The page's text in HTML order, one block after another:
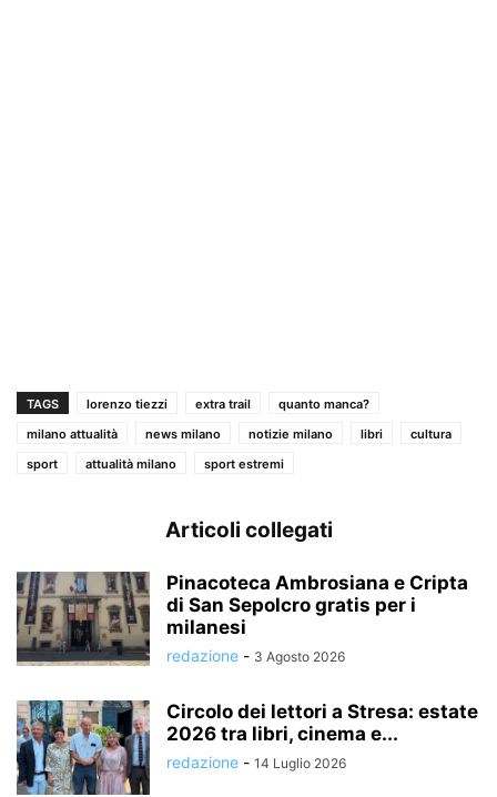
TAGS lorenzo tiezzi extra trail
quanto manca?
milano attualità
news milano notizie milano libri
cultura
sport
attualità milano sport estremi
Articoli collegati
Pinacoteca Ambrosiana e Cripta
di San Sepolcro gratis per i
milanesi
redazione - 3 Agosto 2026
Circolo dei lettori a Stresa: estate
2026 tra libri, cinema e...
redazione - 14 Luglio 2026